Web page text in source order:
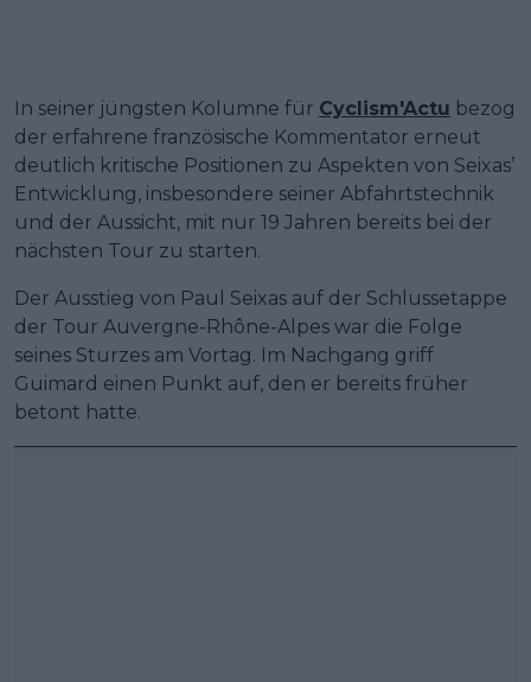
In seiner jüngsten Kolumne für Cyclism'Actu bezog
der erfahrene französische Kommentator erneut
deutlich kritische Positionen zu Aspekten von Seixas’
Entwicklung, insbesondere seiner Abfahrtstechnik
und der Aussicht, mit nur 19 Jahren bereits bei der
nächsten Tour zu starten.
Der Ausstieg von Paul Seixas auf der Schlussetappe
der Tour Auvergne-Rhône-Alpes war die Folge
seines Sturzes am Vortag. Im Nachgang griff
Guimard einen Punkt auf, den er bereits früher
betont hatte.